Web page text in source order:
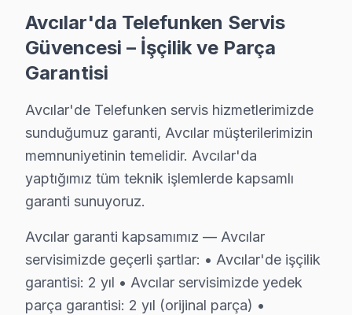
Avcılar'de Telefunken Hizmete Nasıl Ulaşılır?
Avcılar sakinleri için Telefunken televizyon servisi
Telefon: 0850 811 14 36
• Avcılar'de WhatsApp üzerinden de destek
• Avcılar genelinde aynı gün Telefunken televizyon
• Avcılar'ye belirlenen saatte Telefunken uzmanı
Avcılar Yerinde Servis Detayları: Avcılar'de
İstanbul Üniversitesi, Avcılar Sahili, Marmara Denizi
Tamir olup olmayacağını öğrenin. 0850 811 14 36
Avcılar Telefunken Televizyon Servisi İçin
Avcılar'de Telefunken marka televizyonunuz
Avcılar'da Telefunken Servis
Güvencesi – İşçilik ve Parça
Garantisi
Avcılar'de Telefunken servis hizmetlerimizde
sunduğumuz garanti, Avcılar müşterilerimizin
memnuniyetinin temelidir. Avcılar'da
yaptığımız tüm teknik işlemlerde kapsamlı
garanti sunuyoruz.
Avcılar garanti kapsamımız — Avcılar
servisimizde geçerli şartlar: • Avcılar'de işçilik
garantisi: 2 yıl • Avcılar servisimizde yedek
parça garantisi: 2 yıl (orijinal parça) •